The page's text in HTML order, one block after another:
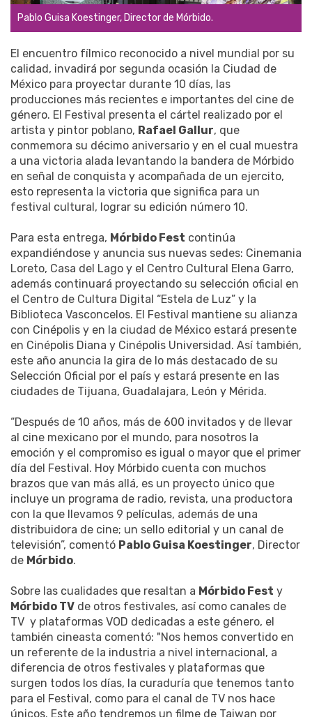
Pablo Guisa Koestinger, Director de Mórbido.
El encuentro fílmico reconocido a nivel mundial por su
calidad, invadirá por segunda ocasión la Ciudad de
México para proyectar durante 10 días, las
producciones más recientes e importantes del cine de
género. El Festival presenta el cártel realizado por el
artista y pintor poblano, Rafael Gallur, que
conmemora su décimo aniversario y en el cual muestra
a una victoria alada levantando la bandera de Mórbido
en señal de conquista y acompañada de un ejercito,
esto representa la victoria que significa para un
festival cultural, lograr su edición número 10.
Para esta entrega, Mórbido Fest continúa
expandiéndose y anuncia sus nuevas sedes: Cinemania
Loreto, Casa del Lago y el Centro Cultural Elena Garro,
además continuará proyectando su selección oficial en
el Centro de Cultura Digital “Estela de Luz” y la
Biblioteca Vasconcelos. El Festival mantiene su alianza
con Cinépolis y en la ciudad de México estará presente
en Cinépolis Diana y Cinépolis Universidad. Así también,
este año anuncia la gira de lo más destacado de su
Selección Oficial por el país y estará presente en las
ciudades de Tijuana, Guadalajara, León y Mérida.
“Después de 10 años, más de 600 invitados y de llevar
al cine mexicano por el mundo, para nosotros la
emoción y el compromiso es igual o mayor que el primer
día del Festival. Hoy Mórbido cuenta con muchos
brazos que van más allá, es un proyecto único que
incluye un programa de radio, revista, una productora
con la que llevamos 9 películas, además de una
distribuidora de cine; un sello editorial y un canal de
televisión”, comentó Pablo Guisa Koestinger, Director
de Mórbido.
Sobre las cualidades que resaltan a Mórbido Fest y
Mórbido TV de otros festivales, así como canales de
TV y plataformas VOD dedicadas a este género, el
también cineasta comentó: "Nos hemos convertido en
un referente de la industria a nivel internacional, a
diferencia de otros festivales y plataformas que
surgen todos los días, la curaduría que tenemos tanto
para el Festival, como para el canal de TV nos hace
únicos. Este año tendremos un filme de Taiwan por